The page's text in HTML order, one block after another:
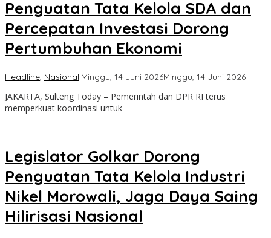
Penguatan Tata Kelola SDA dan
Percepatan Investasi Dorong
Pertumbuhan Ekonomi
Headline, Nasional|Minggu, 14 Juni 2026Minggu, 14 Juni 2026oleh
JAKARTA, Sulteng Today – Pemerintah dan DPR RI terus
memperkuat koordinasi untuk
Legislator Golkar Dorong
Penguatan Tata Kelola Industri
Nikel Morowali, Jaga Daya Saing
Hilirisasi Nasional